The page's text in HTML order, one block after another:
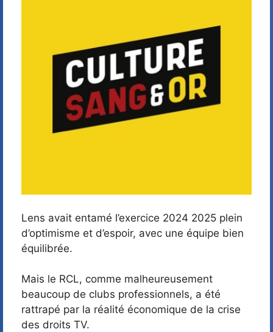
Lens avait entamé l’exercice 2024 2025 plein
d’optimisme et d’espoir, avec une équipe bien
équilibrée.
Mais le RCL, comme malheureusement
beaucoup de clubs professionnels, a été
rattrapé par la réalité économique de la crise
des droits TV.